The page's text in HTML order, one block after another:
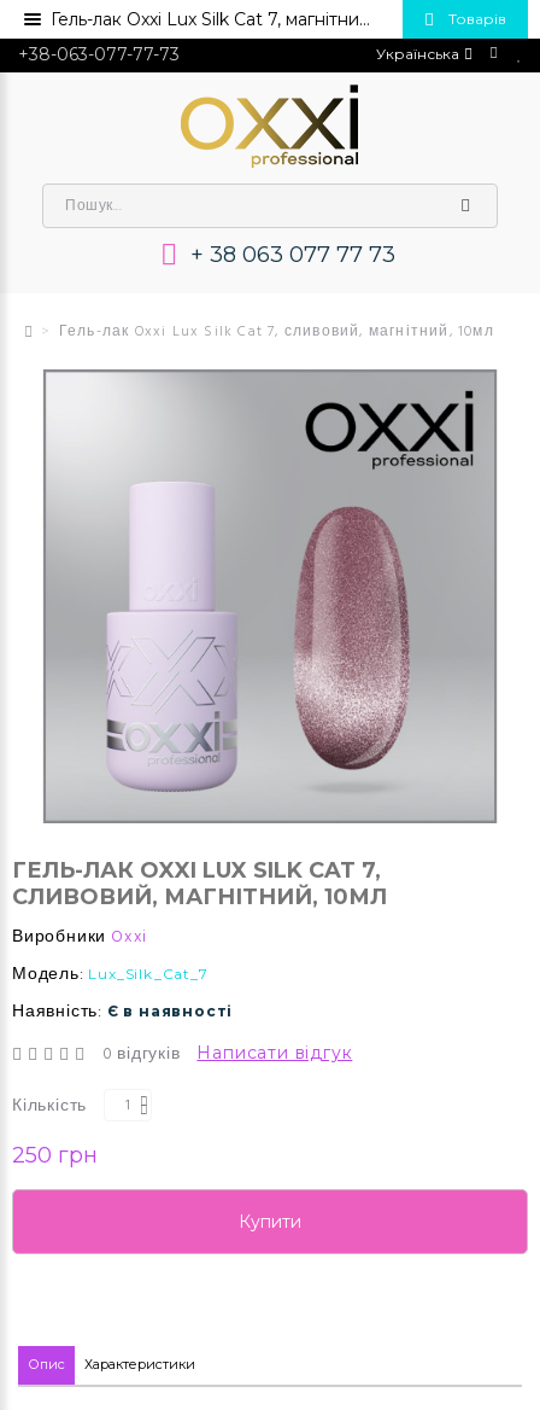
+38-063-077-77-73 Українська
+ 38 063 077 77 73
Товарів
Гель-лак Oxxi Lux Silk Cat 7, сливовий, магнітний, 10мл
ГЕЛЬ-ЛАК OXXI LUX SILK CAT 7,
СЛИВОВИЙ, МАГНІТНИЙ, 10МЛ
Виробники Oxxi
Модель: Lux_Silk_Cat_7
Наявність: Є в наявності
0 відгуків Написати відгук
Кількість
250 грн
Купити
Опис Характеристики
Гель-лак Oxxi Lux Silk Cat 7, магнітний, 10мл💅 Купити в Україні опт та роздріб